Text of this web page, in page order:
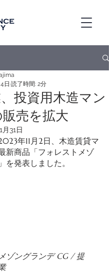
投資用木造マン
売を拡大
日 読了時間: 2分
月31日
年11月2日、木造賃貸マ
新商品「フォレストメゾ
を発表しました。
ゾングランデ CG / 提